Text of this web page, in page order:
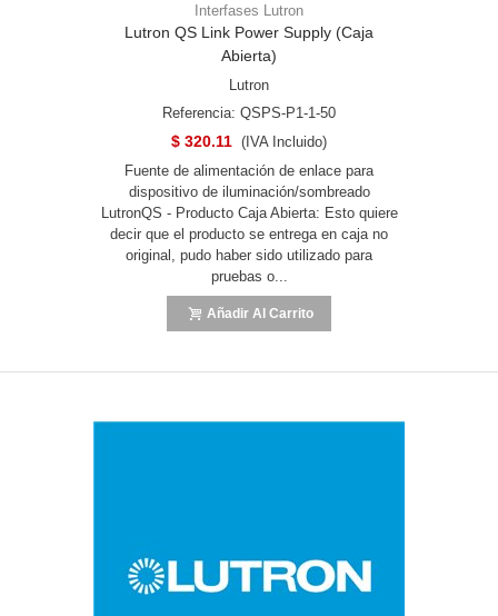
Interfases Lutron
Lutron QS Link Power Supply (Caja
Abierta)
Lutron
Referencia: QSPS-P1-1-50
$ 320.11 (IVA Incluido)
Fuente de alimentación de enlace para
dispositivo de iluminación/sombreado
LutronQS - Producto Caja Abierta: Esto quiere
decir que el producto se entrega en caja no
original, pudo haber sido utilizado para
pruebas o...
Añadir Al Carrito